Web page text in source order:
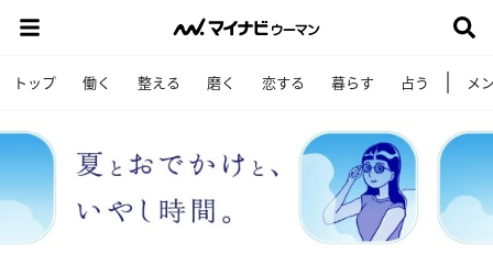
トップ 働く 整える 磨く 恋する 暮らす 占う メ